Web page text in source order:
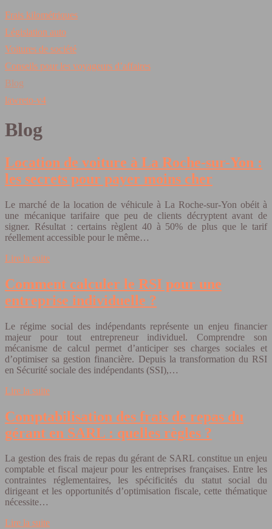
Frais kilométriques
Législation auto
Voitures de société
Conseils pour les voyageurs d’affaires
Blog
lawreto-v4
Blog
Location de voiture à La Roche-sur-Yon :
les secrets pour payer moins cher
Le marché de la location de véhicule à La Roche-sur-Yon obéit à
une mécanique tarifaire que peu de clients décryptent avant de
signer. Résultat : certains règlent 40 à 50% de plus que le tarif
réellement accessible pour le même…
Lire la suite
Comment calculer le RSI pour une
entreprise individuelle ?
Le régime social des indépendants représente un enjeu financier
majeur pour tout entrepreneur individuel. Comprendre son
mécanisme de calcul permet d’anticiper ses charges sociales et
d’optimiser sa gestion financière. Depuis la transformation du RSI
en Sécurité sociale des indépendants (SSI),…
Lire la suite
Comptabilisation des frais de repas du
gérant en SARL : quelles règles ?
La gestion des frais de repas du gérant de SARL constitue un enjeu
comptable et fiscal majeur pour les entreprises françaises. Entre les
contraintes réglementaires, les spécificités du statut social du
dirigeant et les opportunités d’optimisation fiscale, cette thématique
nécessite…
Lire la suite